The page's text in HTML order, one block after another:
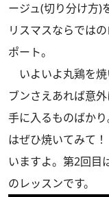
ージュ(切り分け方)
リスマスならでは
ポート。
いよいよ丸鶏を
ブンさえあれば意
手に入るものばか
はぜひ焼いてみて
いますよ。第2回目
のレッスンです。